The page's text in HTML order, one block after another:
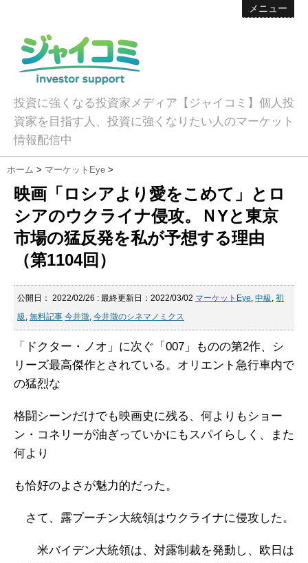
メニュー
投資に強くなる投資家メディア【ジャイコミ】個人投
資家を目指す人、投資に強くなりたい人のマーケット
情報配信中
ホーム > マーケットEye >
映画「ロシアより愛をこめて」とロ
シアのウクライナ侵攻。ＮYと東京
市場の猛反発を私が予想する理由
（第1104回）
公開日： 2022/02/26 : 最終更新日：2022/03/02 マーケットEye, 中級, 初
級, 無料記事 今井澂, 今井澂のシネマノミクス
「ドクター・ノオ」に次ぐ「007」ものの第2作、シ
リーズ最高傑作とされている。オリエント急行車内で
の猛烈な
格闘シーンだけでも映画史に残る、何よりもショー
ン・コネリーが油ぎっていかにもスパイらしく、また
何より
も恰好のよさが魅力的だった。
さて、露プーチン大統領はウクライナに侵攻した。
米バイデン大統領は、対露制裁を発動し、欧日は